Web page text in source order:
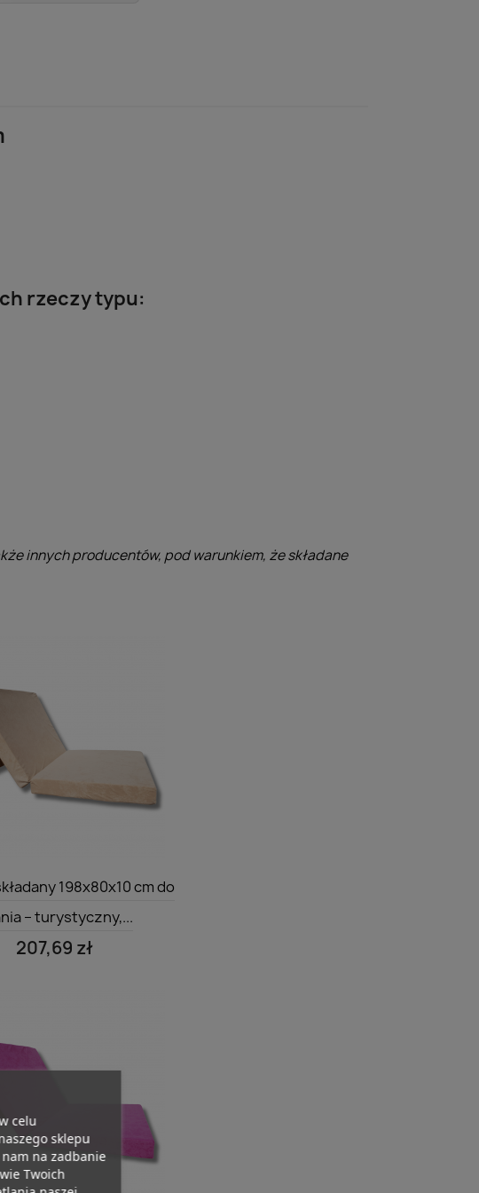
rzeczy typu:
innych producentów, pod warunkiem, że składane
Szybki podgląd
198x80x10 cm do
– turystyczny,...
207,69 zł
celu
sklepu
na zadbanie
Twoich